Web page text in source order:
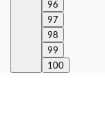
96
97
98
99
100